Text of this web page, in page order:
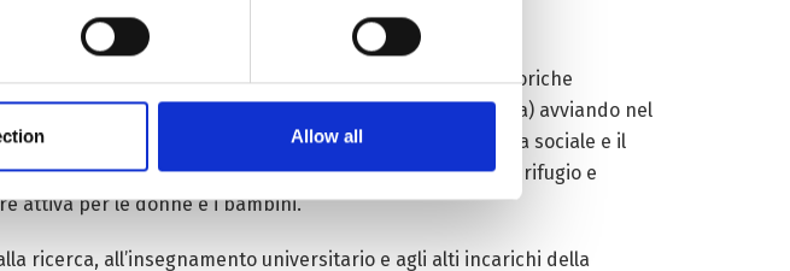
Allow all
della parità di genere e cercando di eliminare le storiche
evitare che queste norme rimanessero lettera morta) avviando nel
la partecipazione alle decisioni pubbliche, la sicurezza sociale e il
sull’Altopiano e che oggi viene affrontata con centri di rifugio e
attiva per le donne e i bambini.
ricerca, all’insegnamento universitario e agli alti incarichi della